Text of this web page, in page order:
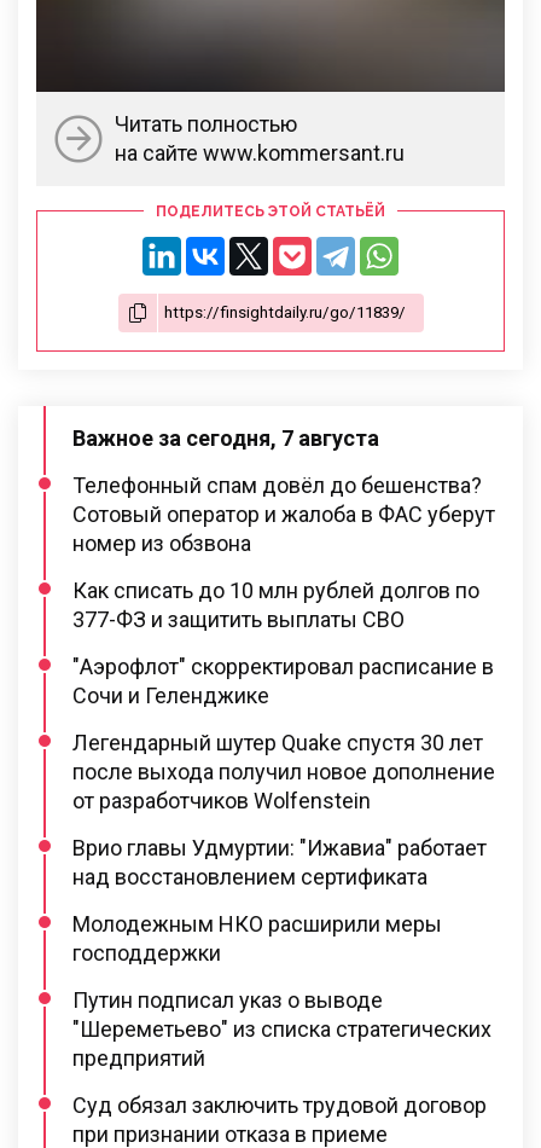
Читать полностью
на сайте www.kommersant.ru
ПОДЕЛИТЕСЬ ЭТОЙ СТАТЬЁЙ
Важное за сегодня, 7 августа
Телефонный спам довёл до бешенства?
Сотовый оператор и жалоба в ФАС уберут
номер из обзвона
Как списать до 10 млн рублей долгов по
377-ФЗ и защитить выплаты СВО
"Аэрофлот" скорректировал расписание в
Сочи и Геленджике
Легендарный шутер Quake спустя 30 лет
после выхода получил новое дополнение
от разработчиков Wolfenstein
Врио главы Удмуртии: "Ижавиа" работает
над восстановлением сертификата
Молодежным НКО расширили меры
господдержки
Путин подписал указ о выводе
"Шереметьево" из списка стратегических
предприятий
Суд обязал заключить трудовой договор
при признании отказа в приеме